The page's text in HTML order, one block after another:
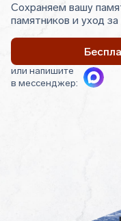
Сохраняем вашу
памятников и уход за
или напишите
в мессенджер: